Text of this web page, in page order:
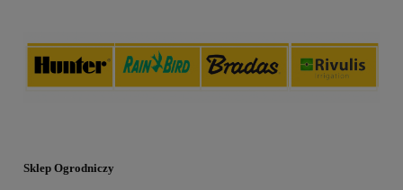
Sklep Ogrodniczy